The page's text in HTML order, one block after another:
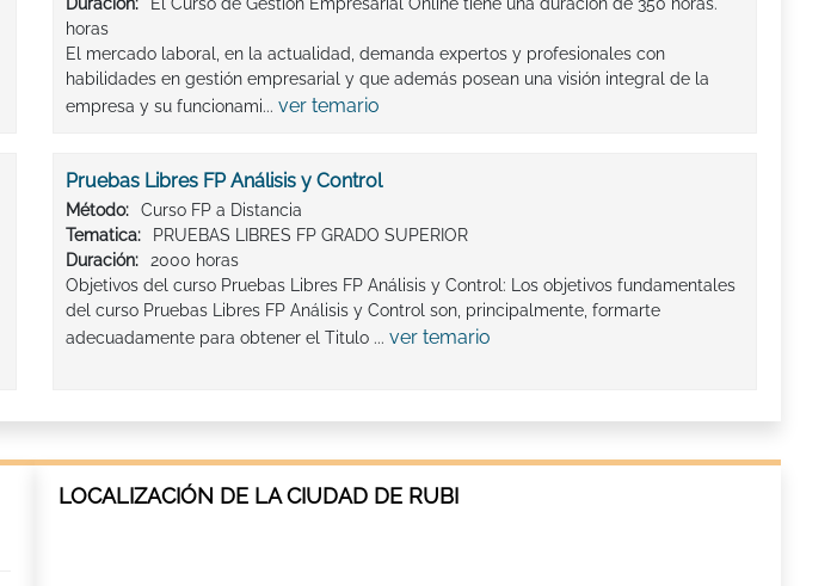
Duración:
El Curso de Gestión Empresarial Online tiene una duración de 350 horas.
horas
El mercado laboral, en la actualidad, demanda expertos y profesionales con
habilidades en gestión empresarial y que además posean una visión integral de la
empresa y su funcionami... ver temario
Pruebas Libres FP Análisis y Control
Método:
Curso FP a Distancia
Tematica:
PRUEBAS LIBRES FP GRADO SUPERIOR
Duración:
2000 horas
Objetivos del curso Pruebas Libres FP Análisis y Control: Los objetivos fundamentales
del curso Pruebas Libres FP Análisis y Control son, principalmente, formarte
adecuadamente para obtener el Titulo ... ver temario
LOCALIZACIÓN DE LA CIUDAD DE RUBI